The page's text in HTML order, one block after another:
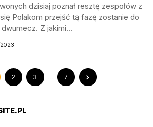
dzisiaj poznał resztę zespołów z
Polakom przejść tą fazę zostanie do
Z jakimi...
2 3 … 7